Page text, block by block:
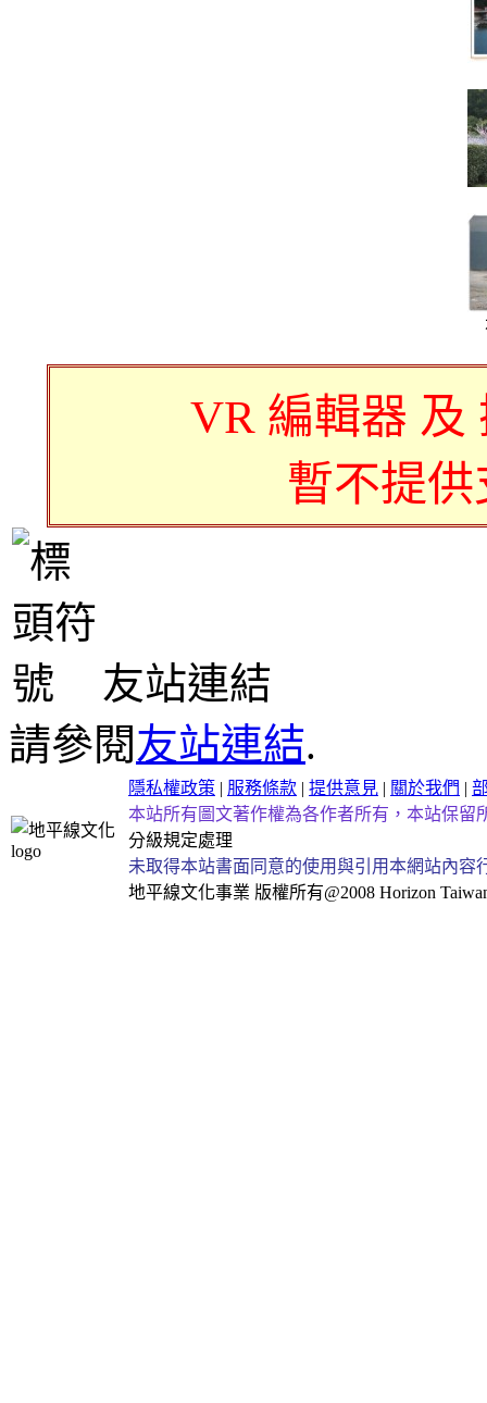
VR 編輯器 及
暫不提
友站連結
請參閱友站連結.
隱私權政策 | 服務條款 | 提供意見 | 關於我們 |
本站所有圖文著作權為各作者所有，本站保留
分級規定處理
未取得本站書面同意的使用與引用本網站內
地平線文化事業 版權所有@2008 Horizon